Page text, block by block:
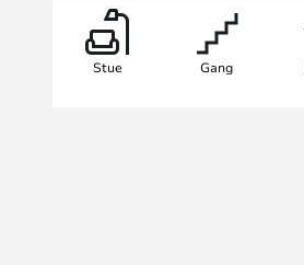
Stue Gang